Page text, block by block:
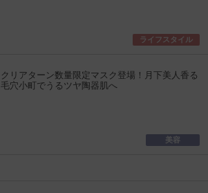
ライフスタイル
クリアターン数量限定マスク登場！月下美人香る
毛穴小町でうるツヤ陶器肌へ
美容